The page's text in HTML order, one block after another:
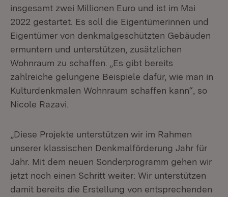
insgesamt zwei Millionen Euro und ist im Mai
2022 gestartet. Es soll die Eigentümerinnen und
Eigentümer von denkmalgeschützten Gebäuden
ermuntern und unterstützen, zusätzlichen
Wohnraum zu schaffen. „Es gibt bereits
zahlreiche gelungene Beispiele dafür, wie man in
Kulturdenkmalen Wohnraum schaffen kann“, so
Nicole Razavi.
„Diese Projekte unterstützen wir im Rahmen
unserer klassischen Denkmalförderung Jahr für
Jahr. Mit dem neuen Sonderprogramm gehen wir
jetzt noch einen Schritt weiter: Wir unterstützen
damit bereits die Erstellung von entsprechenden